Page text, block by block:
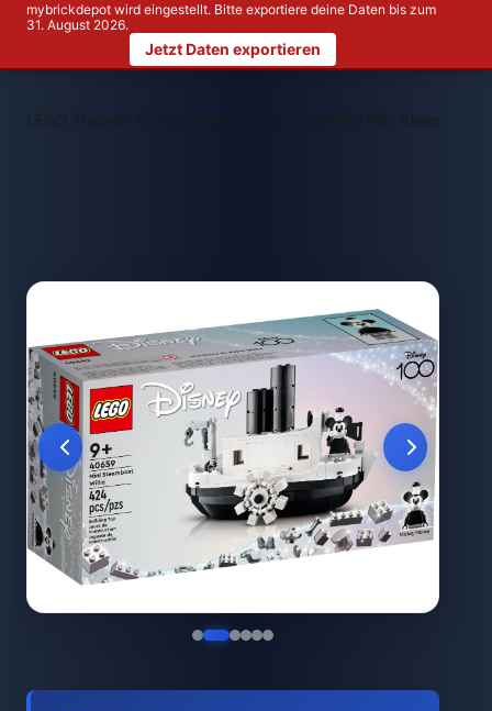
mybrickdepot wird eingestellt. Bitte exportiere deine Daten bis zum
31. August 2026.
Jetzt Daten exportieren
LEGO Themen > LEGO 40659 Mini Steamboat